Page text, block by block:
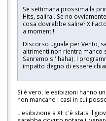
Se settimana prossima la
Hits, salira'. Se no
cosa dovrebbe salire? X
a momenti!
Discorso uguale per Vento,
altrimenti non rientra manco
Sanremo si' haha). I
impatto degno di essere
Sì è vero, le esibizioni hanno
non mancano i casi in cui
L'esibizione a XF c'è stata il